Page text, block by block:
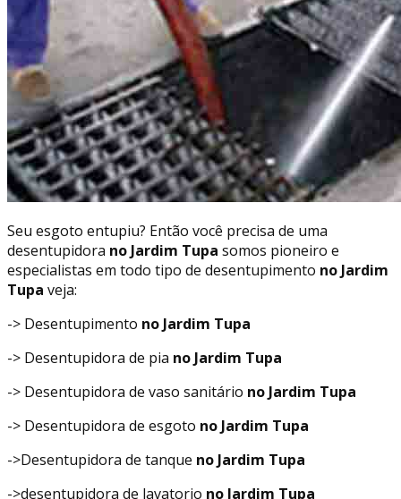
Seu esgoto entupiu? Então você precisa de uma
desentupidora no Jardim Tupa somos pioneiro e
especialistas em todo tipo de desentupimento no Jardim
Tupa veja:
-> Desentupimento no Jardim Tupa
-> Desentupidora de pia no Jardim Tupa
-> Desentupidora de vaso sanitário no Jardim Tupa
-> Desentupidora de esgoto no Jardim Tupa
->Desentupidora de tanque no Jardim Tupa
->desentupidora de lavatorio no Jardim Tupa